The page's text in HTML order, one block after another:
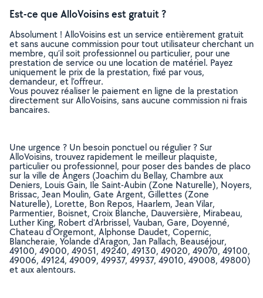
Est-ce que AlloVoisins est gratuit ?
Absolument ! AlloVoisins est un service entièrement gratuit
et sans aucune commission pour tout utilisateur cherchant un
membre, qu’il soit professionnel ou particulier, pour une
prestation de service ou une location de matériel. Payez
uniquement le prix de la prestation, fixé par vous,
demandeur, et l’offreur.
Vous pouvez réaliser le paiement en ligne de la prestation
directement sur AlloVoisins, sans aucune commission ni frais
bancaires.
Une urgence ? Un besoin ponctuel ou régulier ? Sur
AlloVoisins, trouvez rapidement le meilleur plaquiste,
particulier ou professionnel, pour poser des bandes de placo
sur la ville de Angers (Joachim du Bellay, Chambre aux
Deniers, Louis Gain, Ile Saint-Aubin (Zone Naturelle), Noyers,
Brissac, Jean Moulin, Gate Argent, Gillettes (Zone
Naturelle), Lorette, Bon Repos, Haarlem, Jean Vilar,
Parmentier, Boisnet, Croix Blanche, Dauversière, Mirabeau,
Luther King, Robert d'Arbrissel, Vauban, Gare, Doyenné,
Chateau d'Orgemont, Alphonse Daudet, Copernic,
Blancheraie, Yolande d'Aragon, Jan Pallach, Beauséjour,
49100, 49000, 49051, 49240, 49130, 49020, 49070, 49100,
49006, 49124, 49009, 49937, 49937, 49010, 49008, 49800)
et aux alentours.